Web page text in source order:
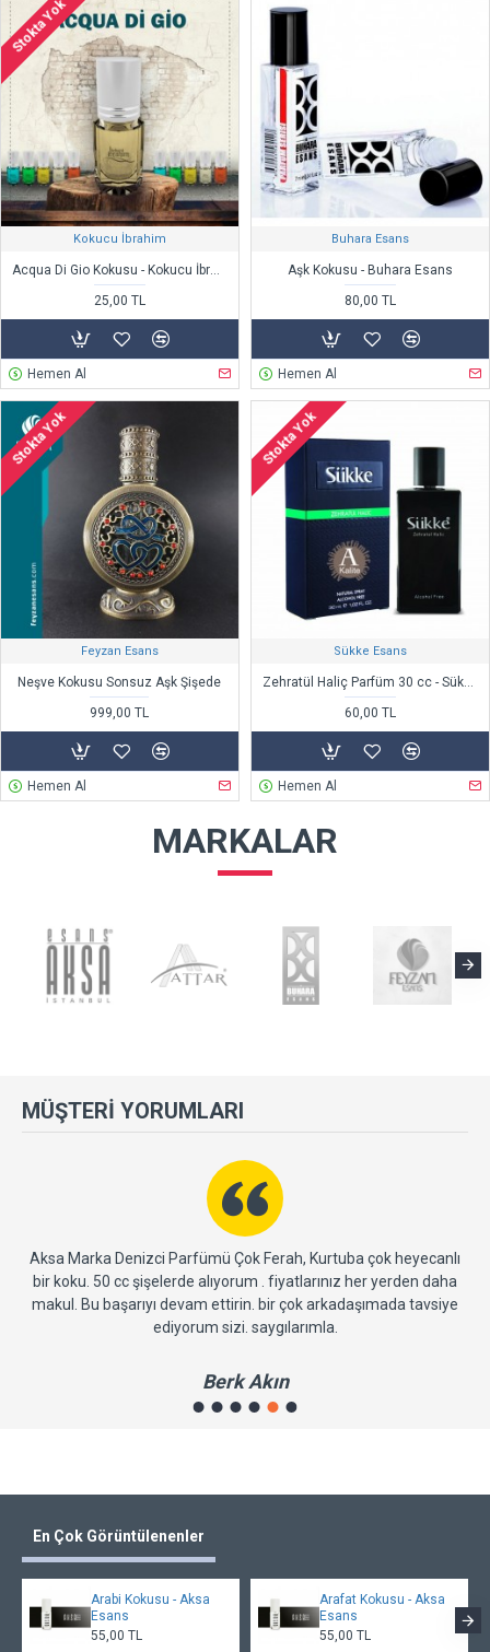
Stokta Yok
Kokucu İbrahim
25,00 TL
Hemen Al
Buhara Esans
Aşk Kokusu - Buhara Esans
80,00 TL
Hemen Al
Stokta Yok
Feyzan Esans
Neşve Kokusu Sonsuz Aşk Şişede
999,00 TL
Hemen Al
Stokta Yok
Sükke Esans
Zehratül Haliç Parfüm 30 cc - Sükke Esans
60,00 TL
Hemen Al
MARKALAR
MÜŞTERI YORUMLARI
Aksa Marka Denizci Parfümü Çok Ferah, Kurtuba çok heyecanlı
bir koku. 50 cc şişelerde alıyorum . fiyatlarınız her yerden daha
makul. Bu başarıyı devam ettirin. bir çok arkadaşımada tavsiye
ediyorum sizi. saygılarımla.
Berk Akın
En Çok Görüntülenenler
Arabi Kokusu - Aksa
Esans
55,00 TL
Arafat Kokusu - Aksa
Esans
55,00 TL